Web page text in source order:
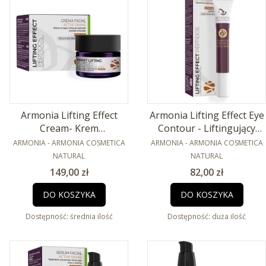
Armonia Lifting Effect
Cream- Krem
przeciwzmarszczkowy z
efektem liftingującym
50ml
PRODUCENT
ARMONIA - ARMONIA COSMETICA
NATURAL
Cena
149,00 zł
DO KOSZYKA
Dostępność: średnia ilość
Armonia Lifting Effect Eye
Contour - Liftingujący
krem pod oczy 15ml
PRODUCENT
ARMONIA - ARMONIA COSMETICA
NATURAL
Cena
82,00 zł
DO KOSZYKA
Dostępność: duża ilość